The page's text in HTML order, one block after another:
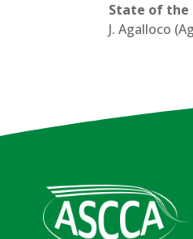
State of the
J. Agalloco